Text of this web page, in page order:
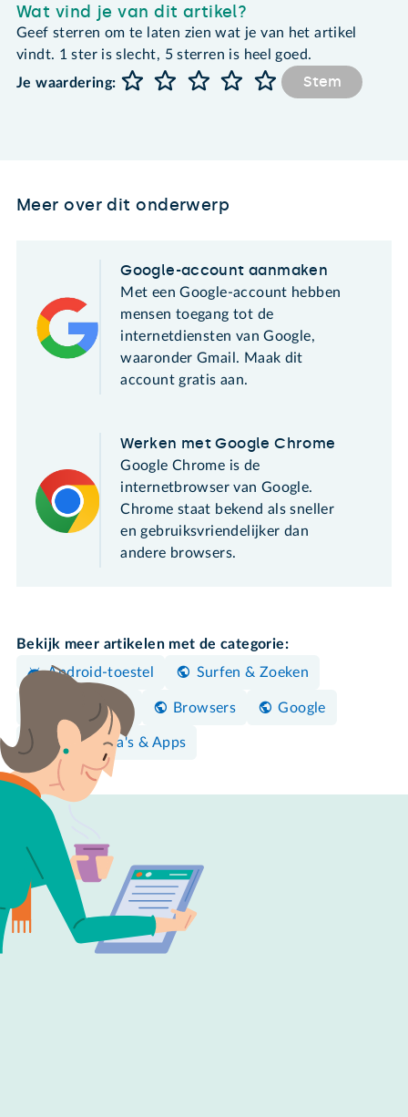
Wat vind je van dit artikel?
Geef sterren om te laten zien wat je van het artikel
vindt. 1 ster is slecht, 5 sterren is heel goed.
Je waardering:
Stem
Meer over dit onderwerp
Google-account aanmaken
Met een Google-account hebben
mensen toegang tot de
internetdiensten van Google,
waaronder Gmail. Maak dit
account gratis aan.
Werken met Google Chrome
Google Chrome is de
internetbrowser van Google.
Chrome staat bekend als sneller
en gebruiksvriendelijker dan
andere browsers.
Bekijk meer artikelen met de categorie:
Android-toestel
Surfen & Zoeken
iPhone/iPad Browsers Google
Programma's & Apps